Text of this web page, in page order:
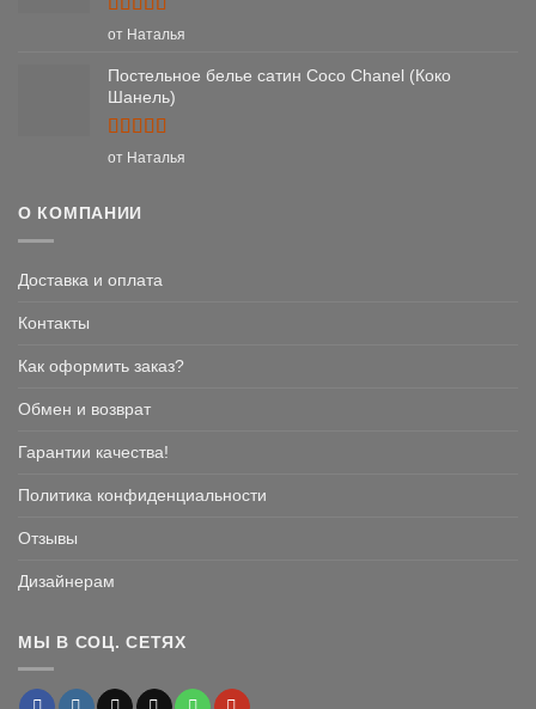
Оценка5
от Наталья
Постельное белье сатин Coco Chanel (Коко
Шанель)
Оценка5
от Наталья
О КОМПАНИИ
Доставка и оплата
Контакты
Как оформить заказ?
Обмен и возврат
Гарантии качества!
Политика конфиденциальности
Отзывы
Дизайнерам
МЫ В СОЦ. СЕТЯХ